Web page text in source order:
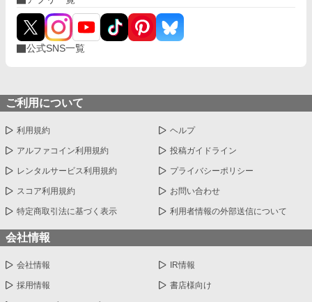
公式SNS一覧
ご利用について
利用規約 ヘルプ
アルファコイン利用規約 投稿ガイドライン
レンタルサービス利用規約 プライバシーポリシー
スコア利用規約 お問い合わせ
特定商取引法に基づく表示 利用者情報の外部送信について
会社情報
会社情報 IR情報
採用情報 書店様向け